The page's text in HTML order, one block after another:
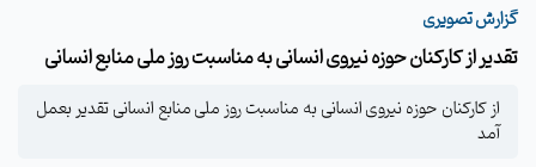
گزارش تصویری
تقدیر از کارکنان حوزه نیروی انسانی به مناسبت روز ملی منابع انسانی
از کارکنان حوزه نیروی انسانی به مناسبت روز ملی منابع انسانی تقدیر بعمل
آمد